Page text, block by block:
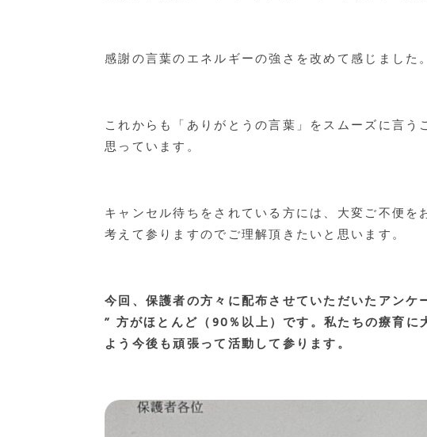
感謝の言葉のエネルギーの強さを改めて感じました。
これからも「ありがとうの言葉」をスムーズに言
思っています。
キャンセル待ちをされている方には、大変ご不便
考えて参りますのでご理解頂きたいと思います。
今回、保護者の方々に配布させていただいたアン
” 方がほとんど（90％以上）です。私たちの療育
よう今後も頑張って活動して参ります。